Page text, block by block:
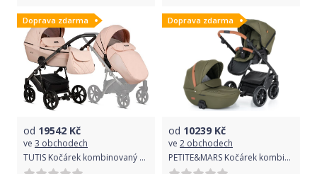
Doprava zdarma
od 19542 Kč
ve 3 obchodech
TUTIS Kočárek kombinovaný Viva4 2v1 Luxury Rose Quartz
Doprava zdarma
od 10239 Kč
ve 2 obchodech
PETITE&MARS Kočárek kombinovaný Rover II 2v1 Olive